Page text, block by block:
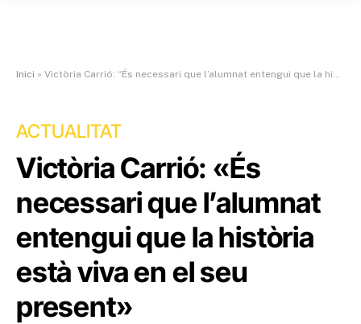
Inici » Victòria Carrió: “És necessari que l’alumnat entengui que la història està viva en el seu present”
ACTUALITAT
Victòria Carrió: «És
necessari que l’alumnat
entengui que la història
està viva en el seu
present»